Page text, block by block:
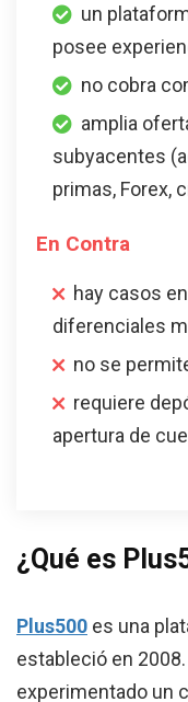
un
posee
no cobra
amplia
subyacentes
primas, Forex,
En Contra
hay casos
diferenciales
no se
requiere
apertura de
¿Qué es
Plus500 es una
estableció en
experimentado un